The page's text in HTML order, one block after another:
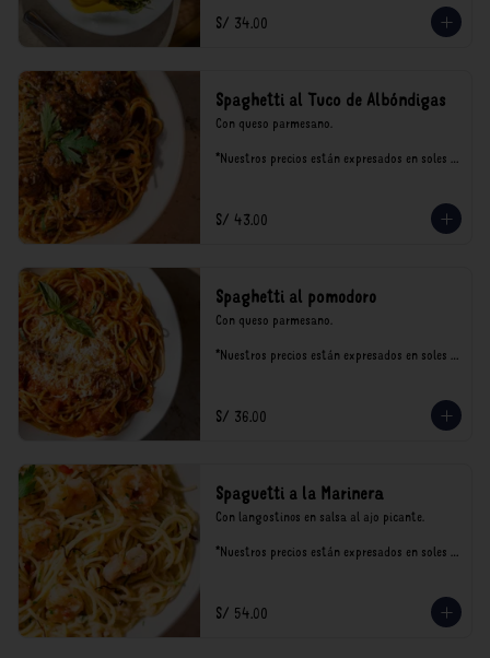
consumo.
S/ 34.00
Spaghetti al Tuco de Albóndigas
Con queso parmesano.
*Nuestros precios están expresados en soles e
S/ 43.00
Spaghetti al pomodoro
Con queso parmesano.
*Nuestros precios están expresados en soles e
S/ 36.00
Spaguetti a la Marinera
Con langostinos en salsa al ajo picante.
*Nuestros precios están expresados en soles e
S/ 54.00